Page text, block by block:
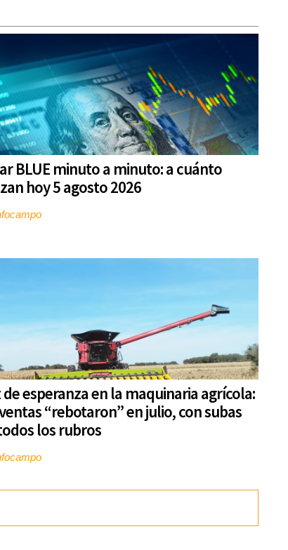
BLUE minuto a minuto: a cuánto
hoy 5 agosto 2026
de esperanza en la maquinaria agrícola:
“rebotaron” en julio, con subas
los rubros